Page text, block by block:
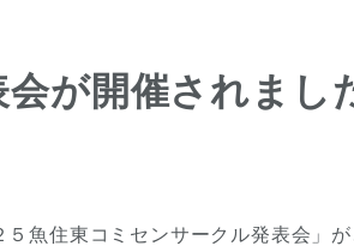
が開催されまし
魚住東コミセンサークル発表会」